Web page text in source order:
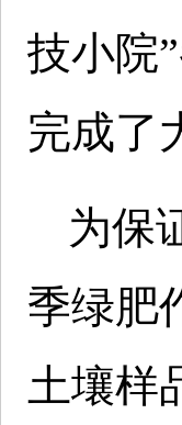
技小院
完成了
为保
季绿肥
土壤样